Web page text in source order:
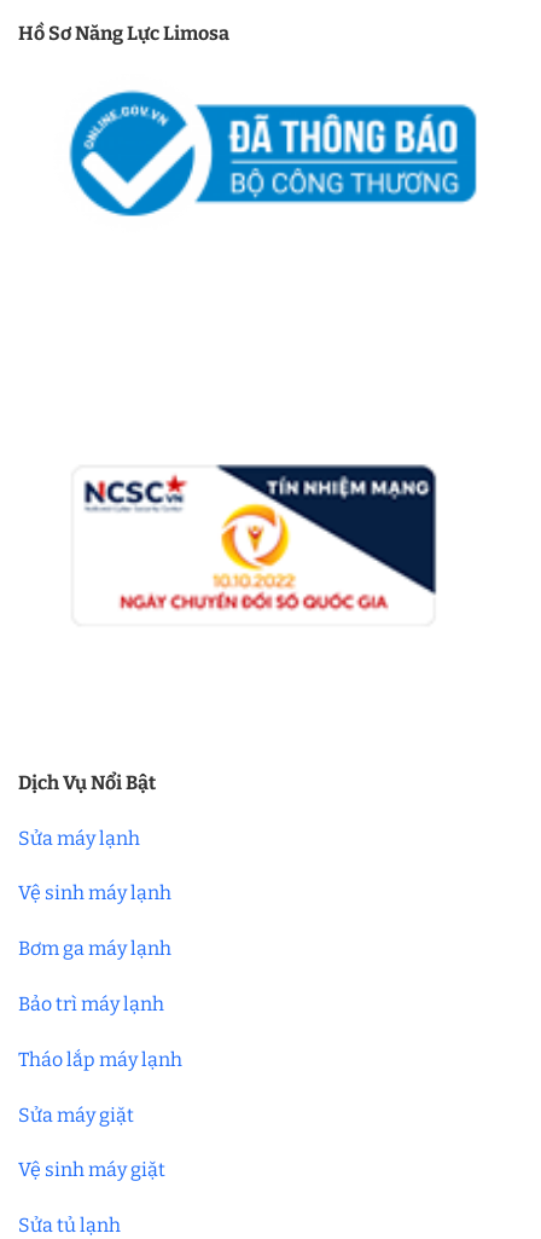
Hồ Sơ Năng Lực Limosa
Dịch Vụ Nổi Bật
Sửa máy lạnh
Vệ sinh máy lạnh
Bơm ga máy lạnh
Bảo trì máy lạnh
Tháo lắp máy lạnh
Sửa máy giặt
Vệ sinh máy giặt
Sửa tủ lạnh